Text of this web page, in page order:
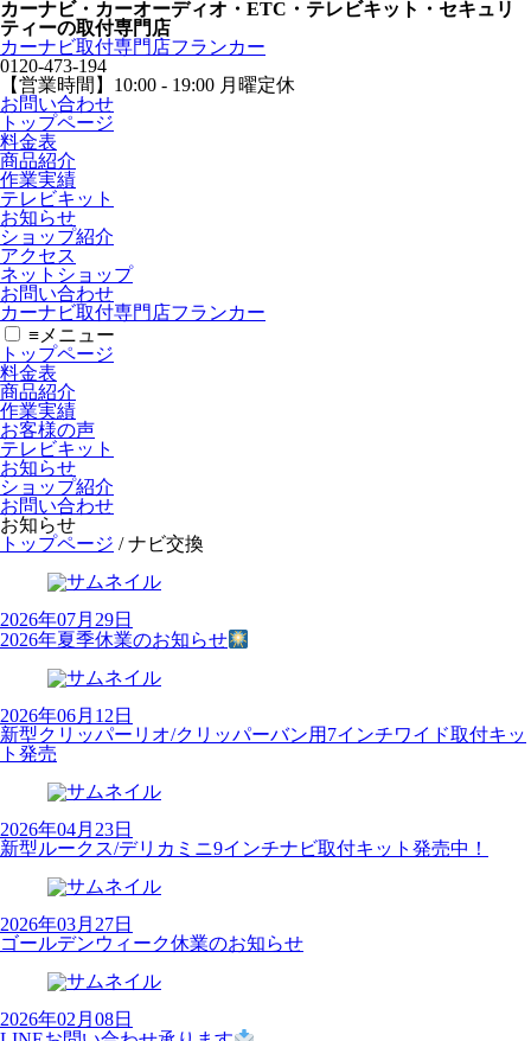
カーナビ・カーオーディオ・ETC・テレビキット・セキュリ
ティーの取付専門店
カーナビ取付専⾨店フランカー
0120-473-194
【営業時間】 10:00 - 19:00 月曜定休
お問い合わせ
トップページ
料金表
商品紹介
作業実績
テレビキット
お知らせ
ショップ紹介
アクセス
ネットショップ
お問い合わせ
カーナビ取付専⾨店フランカー
≡ メニュー
トップページ
料金表
商品紹介
作業実績
お客様の声
テレビキット
お知らせ
ショップ紹介
お問い合わせ
お知らせ
トップページ /ナビ交換
2026年07月29日
2026年夏季休業のお知らせ
2026年06月12日
新型クリッパーリオ/クリッパーバン用7インチワイド取付キッ
ト発売
2026年04月23日
新型ルークス/デリカミニ9インチナビ取付キット発売中！
2026年03月27日
ゴールデンウィーク休業のお知らせ
2026年02月08日